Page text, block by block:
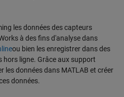
les données des capteurs
à des fins d'analyse dans
ou bien les enregistrer dans des
hors ligne. Grâce aux support
les données dans MATLAB et créer
données.